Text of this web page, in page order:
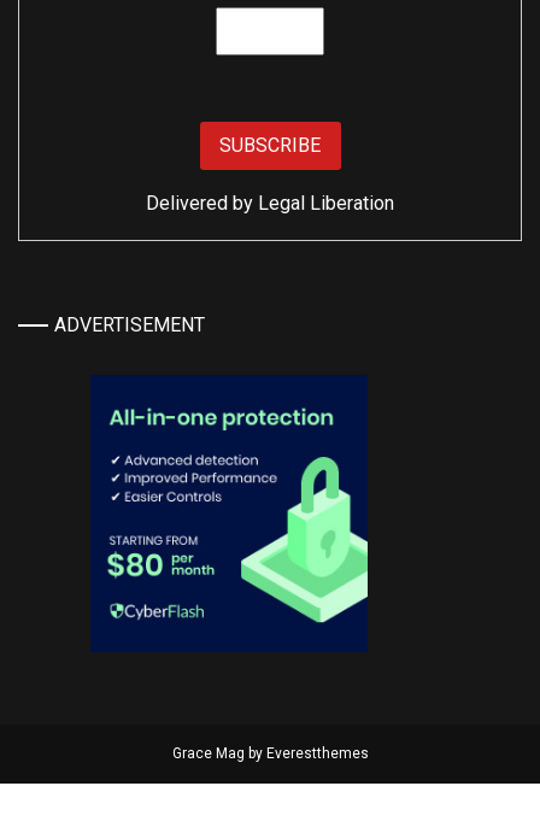
Delivered by Legal Liberation
ADVERTISEMENT
Grace Mag by Everestthemes